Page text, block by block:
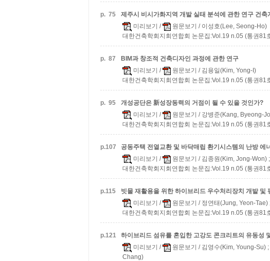
p. 75 제주시 비시가화지역 개발 실태 분석에 관한 연구 건축
미리보기 / 원문보기 / 이성호(Lee, Seong-Ho)
대한건축학회지회연합회 논문집:Vol.19 n.05 (통권81
p. 87
BIM과 창조적 건축디자인 과정에 관한 연구
미리보기 / 원문보기 / 김용일(Kim, Yong-I)
대한건축학회지회연합회 논문집:Vol.19 n.05 (통권81
p. 95
개성공단은 新성장동력의 거점이 될 수 있을 것인가?
미리보기 / 원문보기 / 강병준(Kang, Byeong-
대한건축학회지회연합회 논문집:Vol.19 n.05 (통권81
p.107
공동주택 전열교환 및 바닥매립 환기시스템의 난방 에
미리보기 / 원문보기 / 김종원(Kim, Jong-Won)
대한건축학회지회연합회 논문집:Vol.19 n.05 (통권81
p.115
빗물 재활용을 위한 하이브리드 우수처리장치 개발 및
미리보기 / 원문보기 / 정연태(Jung, Yeon-
대한건축학회지회연합회 논문집:Vol.19 n.05 (통권81
p.121
하이브리드 섬유를 혼입한 고강도 콘크리트의 유동성
미리보기 / 원문보기 / 김영수(Kim, Young-Su)
Chang)